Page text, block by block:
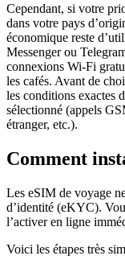
Cependant, si votre
dans votre pays
économique reste
Messenger ou
connexions Wi‑Fi
les cafés. Avant de
les conditions exactes
sélectionné (appels
étranger, etc.).
Comment
Les eSIM de voyage
d’identité (eKYC).
l’activer en ligne
Voici les étapes très